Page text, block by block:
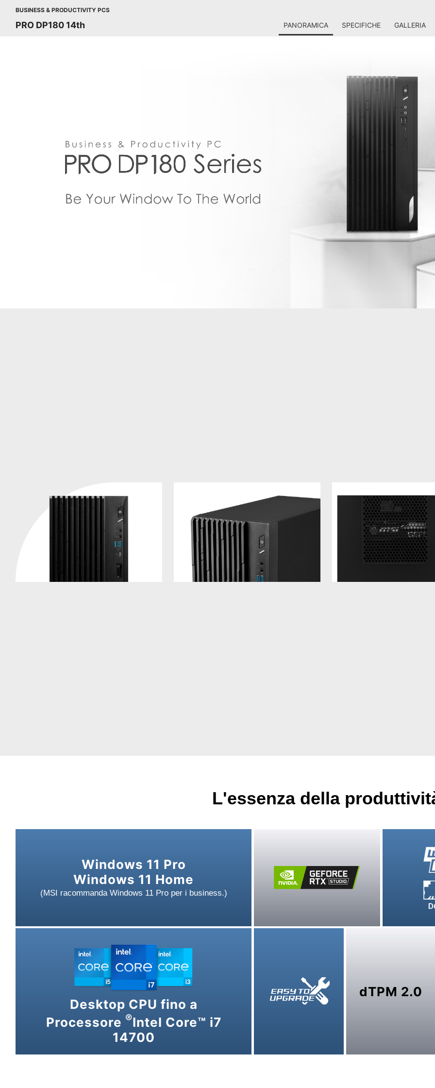
BUSINESS & PRODUCTIVITY PCS
PRO DP180 14th PANORAMICA SPECIFICHE GALLERIA
L'essenza della
Windows 11 Pro
Windows 11 Home
(MSI racommanda Windows 11 Pro per i business.)
Desktop CPU fino a
Processore ®Intel Core™ i7
14700
dTPM 2.0